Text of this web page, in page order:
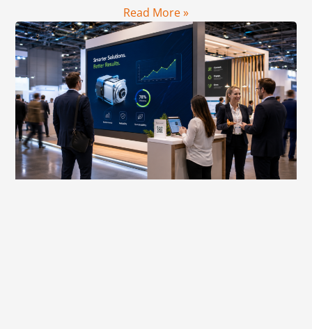
Read More »